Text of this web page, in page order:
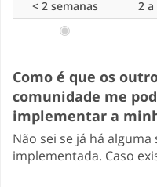
< 2 semanas 2 a
Como é que os
comunidade me
implementar a
Não sei se já há
implementada. Caso